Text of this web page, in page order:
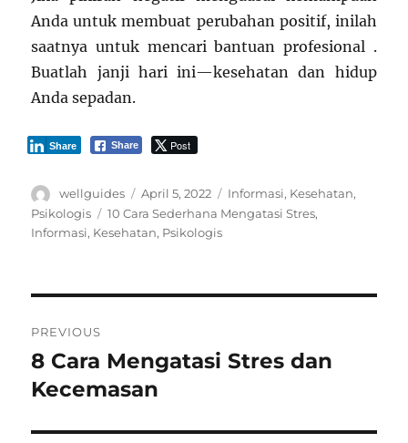
Anda untuk membuat perubahan positif, inilah
saatnya untuk mencari bantuan profesional .
Buatlah janji hari ini—kesehatan dan hidup
Anda sepadan.
Share Post
Share
Author
wellguides
Posted
on
April 5, 2022 Categories
Informasi, Kesehatan,
Psikologis
Tags
10 Cara Sederhana Mengatasi Stres,
Informasi, Kesehatan, Psikologis
navigation
PREVIOUS
Previous
post:
8 Cara Mengatasi Stres dan
Kecemasan